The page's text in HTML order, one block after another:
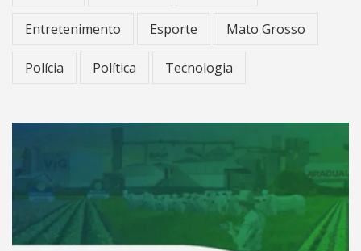
Entretenimento Esporte Mato Grosso
Polícia Política Tecnologia